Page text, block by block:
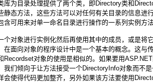
库为目录处理提供了两个类，即Directory类和
静态方法，这些方法可以对任何有关目录的信息进
含可用来对单一命名目录进行操作的一系列实例方
个对象进行实例化然后再使用其中的成员，或是将
在面向对象的程序设计中是一个基本的概念。这与
Recordset对象的使用是相似的。如果要用
我们倾向于让方法接受一个DirectoryInfo对象而不
会使得代码更加整齐，另外如果该方法要使用